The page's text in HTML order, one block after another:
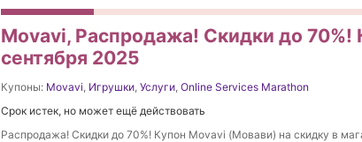
Movavi, Распродажа! Скидки до 70%!
сентября 2025
Купоны: Movavi, Игрушки, Услуги, Online Services Marathon
Срок истек, но может ещё действовать
Распродажа! Скидки до 70%! Купон Movavi (Мовави) на скидку в